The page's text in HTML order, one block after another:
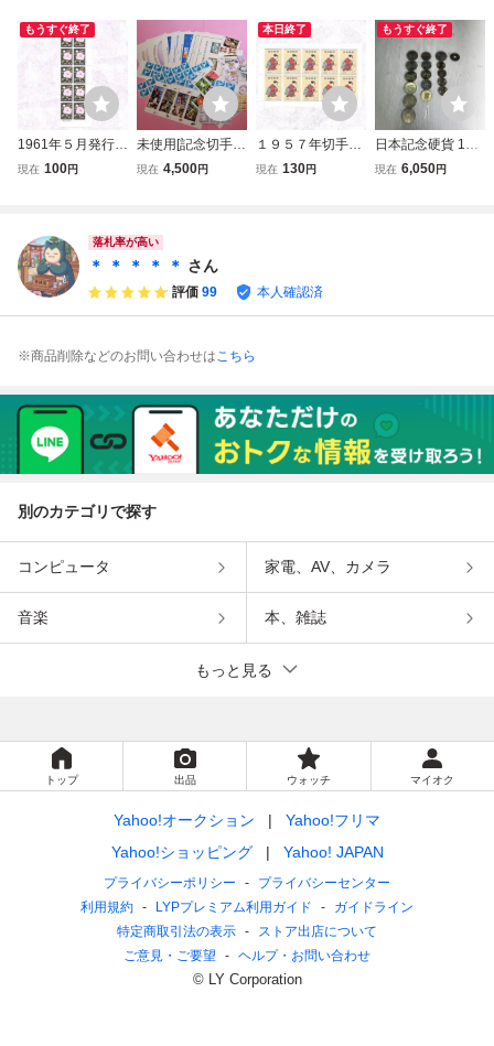
もうすぐ終了
1961年５月発行
「ぼたん」◆銘版
０円未使用◆花シ
リーズ◆牡丹／ボ
タン◆昭和36年
現在 100円
未使用[記念切手
普通切手] まとめ
現在 4,500円
本日終了
１９５７年切手趣
味週間◇まりつき
発行◇送料180円-
現在 130円
もうすぐ終了
日本記念硬貨 17
枚まとめ 500円11
現在 6,050円
落札率が高い
＊ ＊ ＊ ＊ ＊ さん
評価 99 本人確認済
※商品削除などのお問い合わせはこちら
別のカテゴリで探す
コンピュータ 家電、AV、カメラ
音楽 本、雑誌
もっと見る
トップ 出品 ウォッチ マイオク
Yahoo!オークション
Yahoo!フリマ
Yahoo!ショッピング
Yahoo! JAPAN
プライバシーポリシー
プライバシーセンター
利用規約
LYPプレミアム利用ガイド
ガイドライン
特定商取引法の表示
ストア出店について
ご意見・ご要望
ヘルプ・お問い合わせ
© LY Corporation